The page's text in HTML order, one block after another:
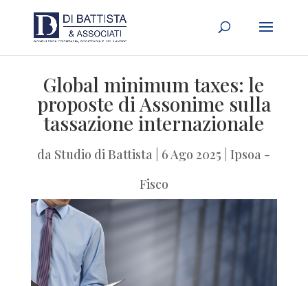
Global minimum taxes: le
proposte di Assonime sulla
tassazione internazionale
da Studio di Battista 6 Ago 2025 |Ipsoa -
Fisco